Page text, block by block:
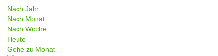
Nach Jahr
Nach Monat
Nach Woche
Heute
Gehe zu Monat